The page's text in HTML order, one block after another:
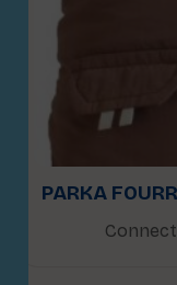
PARKA